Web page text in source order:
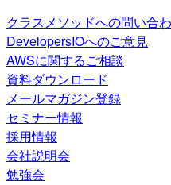
クラスメソッドへの問い合
DevelopersIOへのご意見
AWSに関するご相談
資料ダウンロード
メールマガジン登録
セミナー情報
採用情報
会社説明会
勉強会